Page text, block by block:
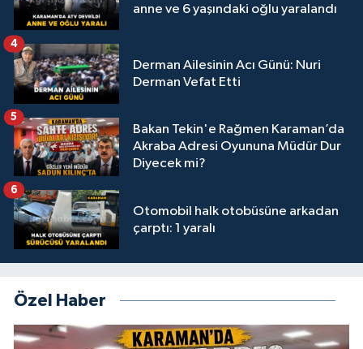
anne ve 6 yaşındaki oğlu yaralandı
Derman Ailesinin Acı Günü: Nuri
Derman Vefat Etti
4
Bakan Tekin'e Rağmen Karaman’da
Akraba Adresi Oyununa Müdür Dur
Diyecek mi?
5
Otomobil halk otobüsüne arkadan
çarptı: 1 yaralı
6
Özel Haber